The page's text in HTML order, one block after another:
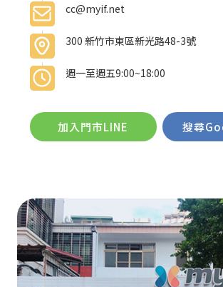
cc@myif.net
300 新竹市東區新光路48-3號
週一至週五9:00~18:00
加入門市LINE 搜尋